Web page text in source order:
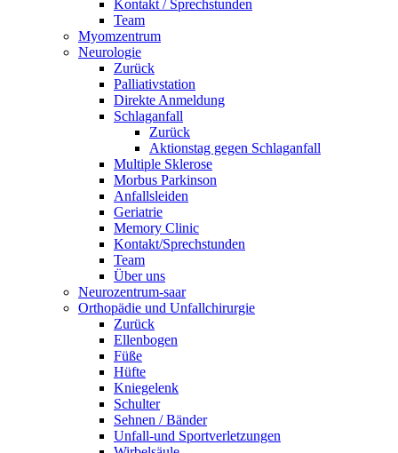
Kontakt / Sprechstunden
Team
Myomzentrum
Neurologie
Zurück
Palliativstation
Direkte Anmeldung
Schlaganfall
Zurück
Aktionstag gegen Schlaganfall
Multiple Sklerose
Morbus Parkinson
Anfallsleiden
Geriatrie
Memory Clinic
Kontakt/Sprechstunden
Team
Über uns
Neurozentrum-saar
Orthopädie und Unfallchirurgie
Zurück
Ellenbogen
Füße
Hüfte
Kniegelenk
Schulter
Sehnen / Bänder
Unfall-und Sportverletzungen